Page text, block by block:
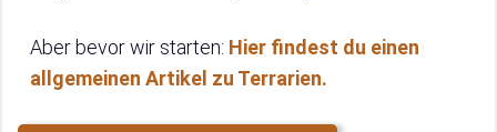
Aber bevor wir starten: Hier findest du einen
allgemeinen Artikel zu Terrarien.